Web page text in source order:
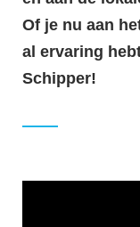
Of je nu aan
al ervaring
Schipper!